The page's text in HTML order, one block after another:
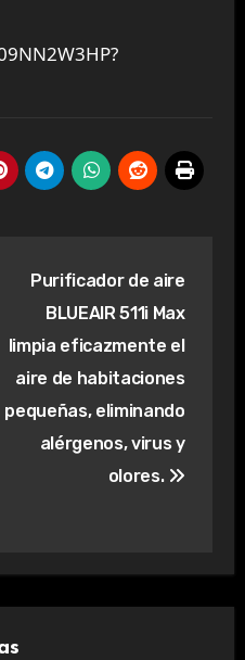
Purificador de aire
BLUEAIR 511i Max
limpia eficazmente el
aire de habitaciones
pequeñas, eliminando
alérgenos, virus y
olores.